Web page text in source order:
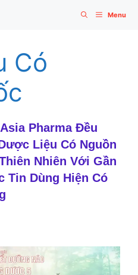
Menu
Có
Pharma Đều
Liệu Có Nguồn
Nhiên Với Gần
Tin Dùng Hiện Có